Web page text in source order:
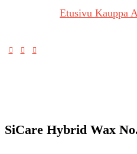
Etusivu Kauppa
SiCare Hybrid Wax